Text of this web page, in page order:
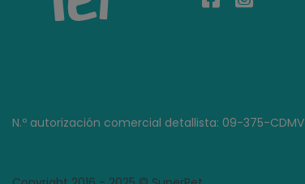
N.º autorización comercial detallista: 09-375-CDMV